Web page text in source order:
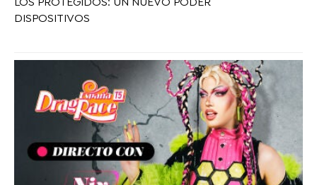
LOS PROTEGIDOS: UN NUEVO PODER
DISPOSITIVOS